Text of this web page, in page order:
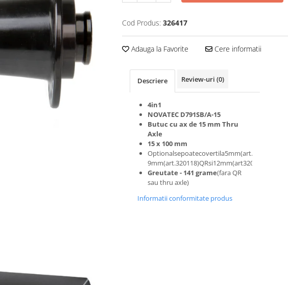
Cod Produs: 326417
Adauga la Favorite Cere informatii
Descriere Review-uri (0)
4in1
NOVATEC D791SB/A-15
Butuc cu ax de 15 mm Thru
Axle
15 x 100 mm
Optionalsepoatecovertila5mm(art.320117)QR
9mm(art.320118)QRsi12mm(art320119)thruaxle
Greutate - 141 grame(fara QR
sau thru axle)
Informatii conformitate produs